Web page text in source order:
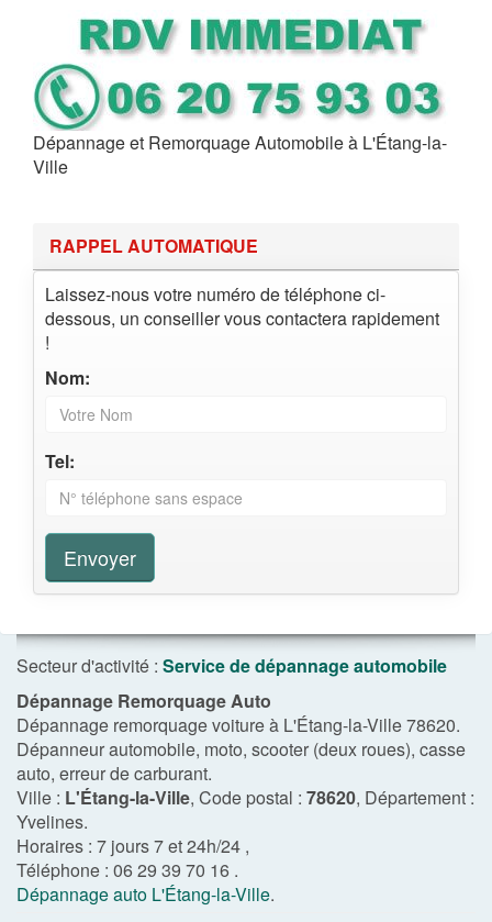
Dépannage et Remorquage Automobile à L'Étang-la-
Ville
RAPPEL AUTOMATIQUE
Laissez-nous votre numéro de téléphone ci-
dessous, un conseiller vous contactera rapidement
!
Nom:
Tel:
Envoyer
Secteur d'activité : Service de dépannage automobile
Dépannage Remorquage Auto
Dépannage remorquage voiture à L'Étang-la-Ville 78620.
Dépanneur automobile, moto, scooter (deux roues), casse
auto, erreur de carburant.
Ville : L'Étang-la-Ville, Code postal : 78620, Département :
Yvelines.
Horaires : 7 jours 7 et 24h/24 ,
Téléphone : 06 29 39 70 16 .
Dépannage auto L'Étang-la-Ville.